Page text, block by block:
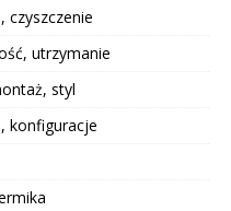
czyszczenie
utrzymanie
styl
konfiguracje